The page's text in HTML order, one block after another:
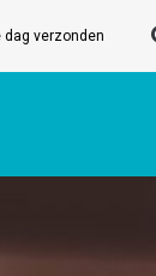
verzonden